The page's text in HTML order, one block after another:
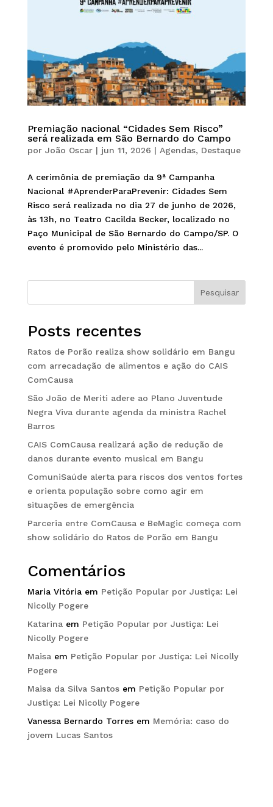
Premiação nacional “Cidades Sem Risco”
será realizada em São Bernardo do Campo
por João Oscar| jun 11, 2026 | Agendas, Destaque
A cerimônia de premiação da 9ª Campanha
Nacional #AprenderParaPrevenir: Cidades Sem
Risco será realizada no dia 27 de junho de 2026,
às 13h, no Teatro Cacilda Becker, localizado no
Paço Municipal de São Bernardo do Campo/SP. O
evento é promovido pelo Ministério das...
Pesquisar
Posts recentes
Ratos de Porão realiza show solidário em Bangu
com arrecadação de alimentos e ação do CAIS
ComCausa
São João de Meriti adere ao Plano Juventude
Negra Viva durante agenda da ministra Rachel
Barros
CAIS ComCausa realizará ação de redução de
danos durante evento musical em Bangu
ComuniSaúde alerta para riscos dos ventos fortes
e orienta população sobre como agir em
situações de emergência
Parceria entre ComCausa e BeMagic começa com
show solidário do Ratos de Porão em Bangu
Comentários
Maria Vitóriaem Petição Popular por Justiça: Lei
Nicolly Pogere
Katarinaem Petição Popular por Justiça: Lei
Nicolly Pogere
Maisaem Petição Popular por Justiça: Lei Nicolly
Pogere
Maisa da Silva Santosem Petição Popular por
Justiça: Lei Nicolly Pogere
Vanessa Bernardo Torresem Memória: caso do
jovem Lucas Santos